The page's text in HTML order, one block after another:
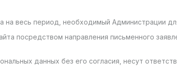
на весь период, необходимый Администрации
посредством направления письменного
данных без его согласия, несут